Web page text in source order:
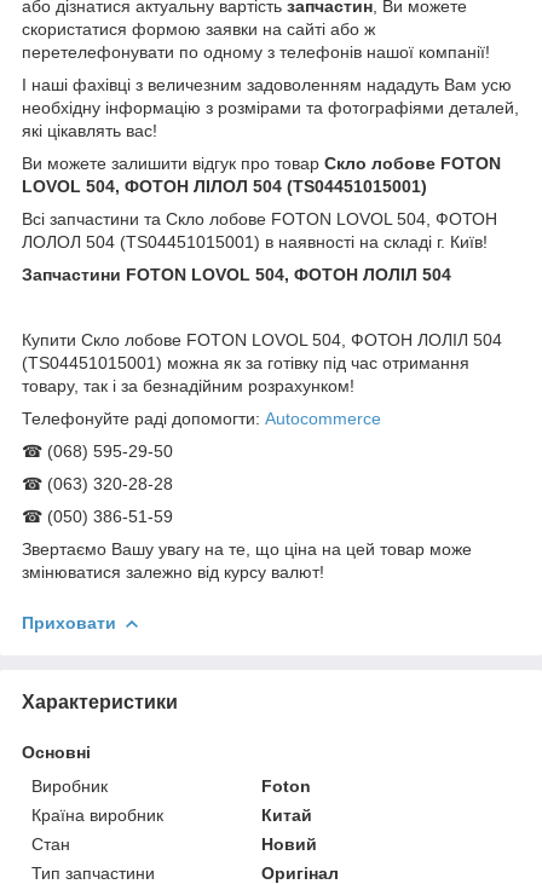
або дізнатися актуальну вартість запчастин , Ви можете
скористатися формою заявки на сайті або ж
перетелефонувати по одному з телефонів нашої компанії!
І наші фахівці з величезним задоволенням нададуть Вам усю
необхідну інформацію з розмірами та фотографіями деталей,
які цікавлять вас!
Ви можете залишити відгук про товар Скло лобове FOTON
LOVOL 504, ФОТОН ЛІЛОЛ 504 (TS04451015001)
Всі запчастини та Скло лобове FOTON LOVOL 504, ФОТОН
ЛОЛОЛ 504 (TS04451015001) в наявності на складі г. Київ!
Запчастини FOTON LOVOL 504, ФОТОН ЛОЛІЛ 504
Купити Скло лобове FOTON LOVOL 504, ФОТОН ЛОЛІЛ 504
(TS04451015001) можна як за готівку під час отримання
товару, так і за безнадійним розрахунком!
Телефонуйте раді допомогти: Autocommerce
☎ (068) 595-29-50
☎ (063) 320-28-28
☎ (050) 386-51-59
Звертаємо Вашу увагу на те, що ціна на цей товар може
змінюватися залежно від курсу валют!
Приховати
Характеристики
Основні
Виробник
Foton
Країна виробник
Китай
Стан
Новий
Тип запчастини
Оригінал